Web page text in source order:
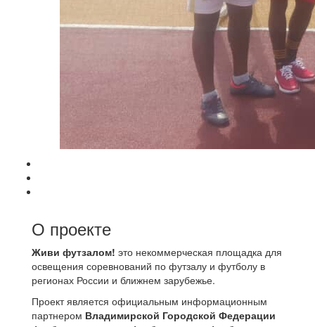
О проекте
Живи футзалом! это некоммерческая площадка для
освещения соревнований по футзалу и футболу в
регионах России и ближнем зарубежье.
Проект является официальным информационным
партнером Владимирской Городской Федерации